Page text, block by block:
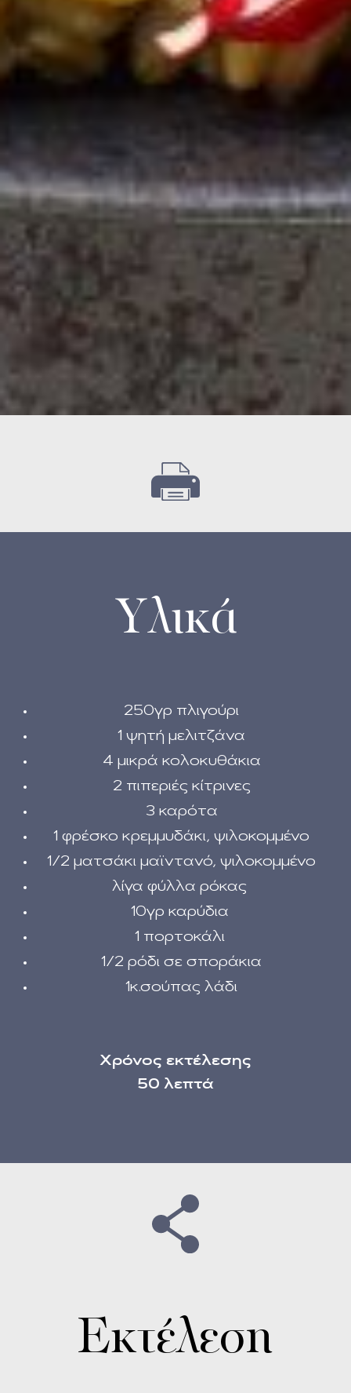
Υλικά
250γρ πλιγούρι
1 ψητή μελιτζάνα
4 μικρά κολοκυθάκια
2 πιπεριές κίτρινες
3 καρότα
1 φρέσκο κρεμμυδάκι, ψιλοκομμένο
1/2 ματσάκι μαϊντανό, ψιλοκομμένο
λίγα φύλλα ρόκας
10γρ καρύδια
1 πορτοκάλι
1/2 ρόδι σε σποράκια
1κ.σούπας λάδι
Χρόνος εκτέλεσης
50 λεπτά
Εκτέλεση